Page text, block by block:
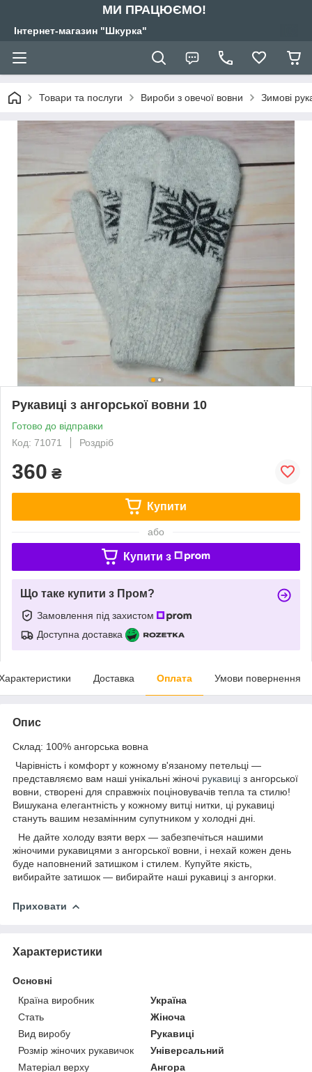
МИ ПРАЦЮЄМО!
Інтернет-магазин "Шкурка"
Товари та послуги Вироби з овечої вовни Зимові
Рукавиці з ангорської вовни 10
Готово до відправки
Код: 71071
Роздріб
360 ₴
Купити
або
Купити з
Що таке купити з Пром?
Замовлення під захистом
Доступна доставка
Доставка Оплата Умови повернення
Опис
Склад: 100% ангорська вовна
Чарівність і комфорт у кожному в'язаному петельці —
представляємо вам наші унікальні жіночі рукавиці з ангорської
вовни, створені для справжніх поціновувачів тепла та стилю!
Вишукана елегантність у кожному витці нитки, ці рукавиці
стануть вашим незамінним супутником у холодні дні.
Не дайте холоду взяти верх — забезпечіться нашими
жіночими рукавицями з ангорської вовни, і нехай кожен день
буде наповнений затишком і стилем. Купуйте якість,
вибирайте затишок — вибирайте наші рукавиці з ангорки.
Приховати
Характеристики
Основні
Країна виробник
Україна
Стать
Жіноча
Вид виробу
Рукавиці
Розмір жіночих рукавичок
Універсальний
Матеріал верху
Ангора